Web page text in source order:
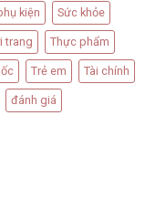
kiện Sức khỏe
trang Thực phẩm
Trẻ em Tài chính
đánh giá